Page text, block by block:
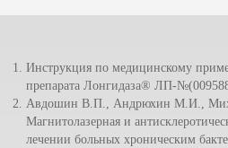
Инструкция по медицинскому
препарата Лонгидаза® ЛП-
Авдошин В.П., Андрюхин М.И.,
Магнитолазерная и
лечении больных хроническим